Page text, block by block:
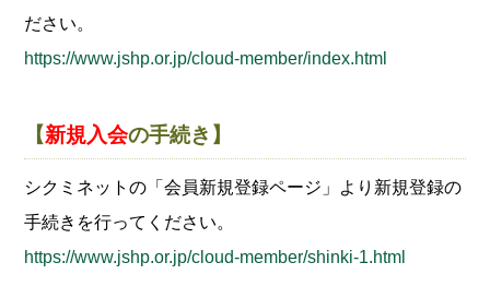
ださい。
https://www.jshp.or.jp/cloud-member/index.html
【新規入会の手続き】
シクミネットの「会員新規登録ページ」より新規登録の
手続きを行ってください。
https://www.jshp.or.jp/cloud-member/shinki-1.html